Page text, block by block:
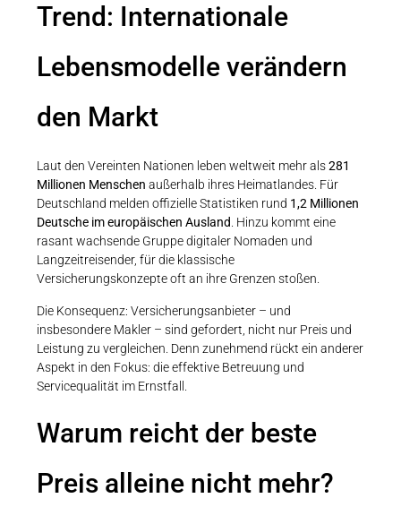
Trend: Internationale
Lebensmodelle verändern
den Markt
Laut den Vereinten Nationen leben weltweit mehr als281
Millionen Menschen außerhalb ihres Heimatlandes. Für
Deutschland melden offizielle Statistiken rund 1,2 Millionen
Deutsche im europäischen Ausland. Hinzu kommt eine
rasant wachsende Gruppe digitaler Nomaden und
Langzeitreisender, für die klassische
Versicherungskonzepte oft an ihre Grenzen stoßen.
Die Konsequenz: Versicherungsanbieter – und
insbesondere Makler – sind gefordert, nicht nur Preis und
Leistung zu vergleichen. Denn zunehmend rückt ein anderer
Aspekt in den Fokus: die effektive Betreuung und
Servicequalität im Ernstfall.
Warum reicht der beste
Preis alleine nicht mehr?